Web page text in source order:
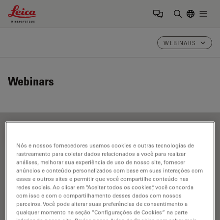
Leica Microsystems Logo
WEBINARS
Webinars
Grãos
Nós e nossos fornecedores usamos cookies e outras tecnologias de
rastreamento para coletar dados relacionados a você para realizar
análises, melhorar sua experiência de uso de nosso site, fornecer
anúncios e conteúdo personalizados com base em suas interações com
esses e outros sites e permitir que você compartilhe conteúdo nas
redes sociais. Ao clicar em “Aceitar todos os cookies”, você concorda
com isso e com o compartilhamento desses dados com nossos
parceiros. Você pode alterar suas preferências de consentimento a
qualquer momento na seção “Configurações de Cookies” na parte